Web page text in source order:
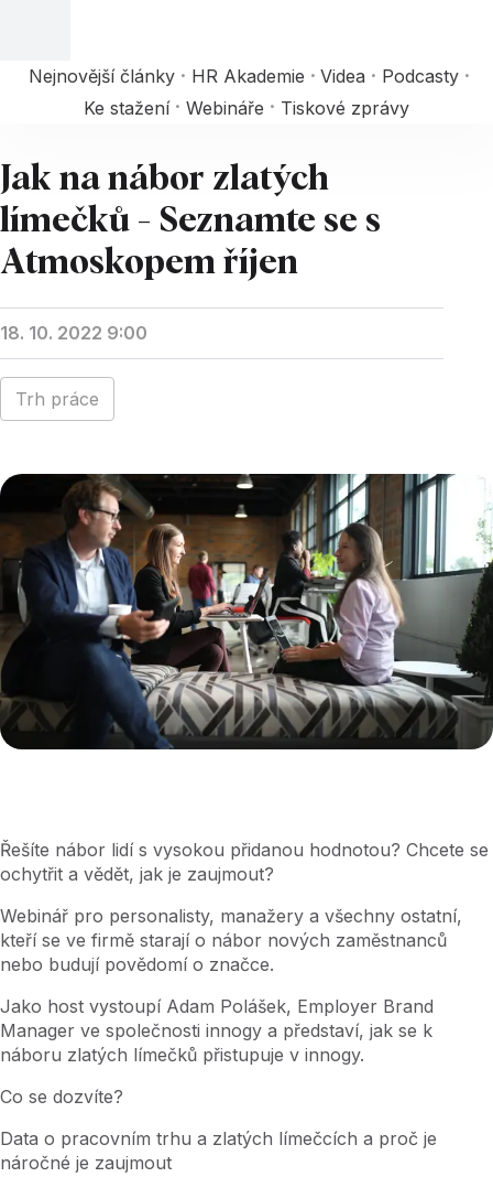
Nejnovější články HR Akademie Videa
Podcasty
Ke stažení
Webináře Tiskové zprávy
Jak na nábor zlatých
límečků - Seznamte se s
Atmoskopem říjen
18. 10. 2022 9:00
Trh práce
Řešíte nábor lidí s vysokou přidanou hodnotou? Chcete se
ochytřit a vědět, jak je zaujmout?
Webinář pro personalisty, manažery a všechny ostatní,
kteří se ve firmě starají o nábor nových zaměstnanců
nebo budují povědomí o značce.
Jako host vystoupí Adam Polášek, Employer Brand
Manager ve společnosti innogy a představí, jak se k
náboru zlatých límečků přistupuje v innogy.
Co se dozvíte?
Data o pracovním trhu a zlatých límečcích a proč je
náročné je zaujmout